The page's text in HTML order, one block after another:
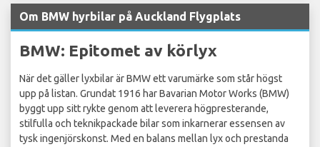
Om BMW hyrbilar på Auckland Flygplats
BMW: Epitomet av körlyx
När det gäller lyxbilar är BMW ett varumärke som står högst
upp på listan. Grundat 1916 har Bavarian Motor Works (BMW)
byggt upp sitt rykte genom att leverera högpresterande,
stilfulla och teknikpackade bilar som inkarnerar essensen av
tysk ingenjörskonst. Med en balans mellan lyx och prestanda